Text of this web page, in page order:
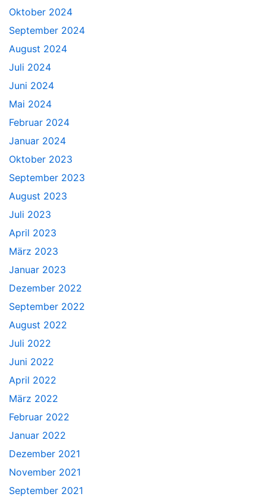
Oktober 2024
September 2024
August 2024
Juli 2024
Juni 2024
Mai 2024
Februar 2024
Januar 2024
Oktober 2023
September 2023
August 2023
Juli 2023
April 2023
März 2023
Januar 2023
Dezember 2022
September 2022
August 2022
Juli 2022
Juni 2022
April 2022
März 2022
Februar 2022
Januar 2022
Dezember 2021
November 2021
September 2021